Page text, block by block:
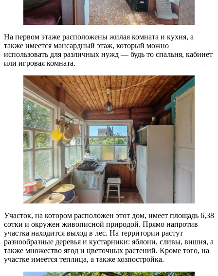
На первом этаже расположены жилая комната и кухня, а
также имеется мансардный этаж, который можно
использовать для различных нужд — будь то спальня, кабинет
или игровая комната.
Участок, на котором расположен этот дом, имеет площадь 6,38
сотки и окружен живописной природой. Прямо напротив
участка находится выход в лес. На территории растут
разнообразные деревья и кустарники: яблони, сливы, вишня, а
также множество ягод и цветочных растений. Кроме того, на
участке имеется теплица, а также хозпостройка.